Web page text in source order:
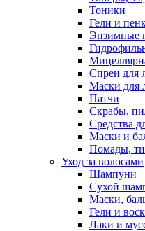
Тоники
Гели и
Энзимные
Спреи для
Маски для
Патчи
Скрабы,
Средства
Маски и
Помады,
Уход за волосами
Шампуни
Сухой
Маски,
Гели и
Лаки и